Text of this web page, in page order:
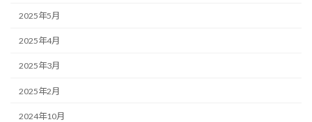
2025年5月
2025年4月
2025年3月
2025年2月
2024年10月